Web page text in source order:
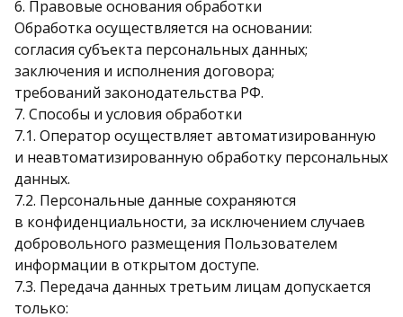
6. Правовые основания обработки
Обработка осуществляется на основании:
согласия субъекта персональных данных;
заключения и исполнения договора;
требований законодательства РФ.
7. Способы и условия обработки
7.1. Оператор осуществляет автоматизированную
и неавтоматизированную обработку персональных
данных.
7.2. Персональные данные сохраняются
в конфиденциальности, за исключением случаев
добровольного размещения Пользователем
информации в открытом доступе.
7.3. Передача данных третьим лицам допускается
только: